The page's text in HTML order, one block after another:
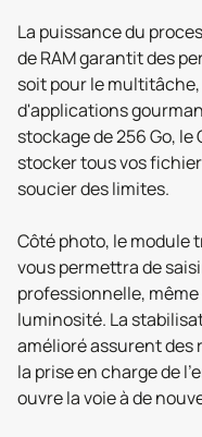
La puissance du
de RAM garantit des
soit pour le
d'applications
stockage de 256 Go,
stocker tous vos
soucier des limites.
Côté photo, le module
vous permettra de
professionnelle,
luminosité. La
amélioré assurent des
la prise en charge de
ouvre la voie à de